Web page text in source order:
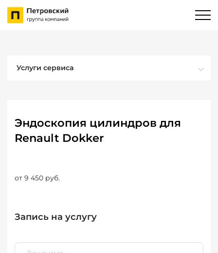
Услуги сервиса
Эндоскопия цилиндров для
Renault Dokker
от 9 450 руб.
Запись на услугу